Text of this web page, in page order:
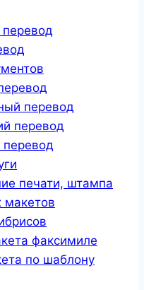
перевод
перевод
печати, штампа
макетов
факсимиле
по шаблону